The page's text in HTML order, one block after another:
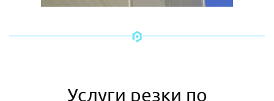
Услуги резки по